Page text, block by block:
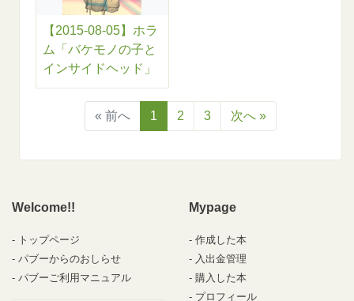
【2015-08-05】ホラ
ム「バケモノの子と
インサイドヘッド」
« 前へ 1 2 3 次へ »
Welcome!!
トップページ
パブーからのおしらせ
パブーご利用マニュアル
Mypage
作成した本
入出金管理
購入した本
プロフィール